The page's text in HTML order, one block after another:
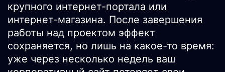
крупного интернет-портала или
интернет-магазина. После завершения
работы над проектом эффект
сохраняется, но лишь на какое-то время:
уже через несколько недель ваш